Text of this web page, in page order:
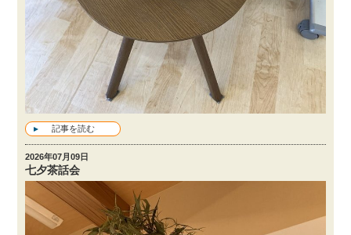
記事を読む
2026年07月09日
七夕茶話会